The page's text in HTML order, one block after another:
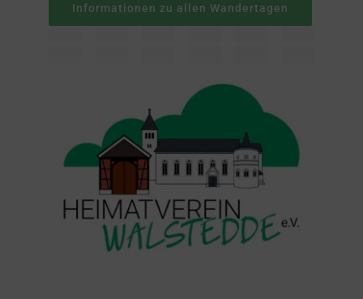
Informationen zu allen Wandertagen